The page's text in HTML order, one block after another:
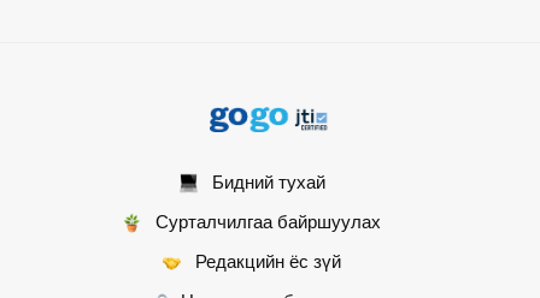
Бидний тухай
Сурталчилгаа байршуулах
Редакцийн ёс зүй